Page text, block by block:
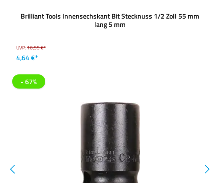
Brilliant Tools Innensechskant Bit Stecknuss 1/2 Zoll 55 mm
lang 5 mm
UVP:16,55 €*
4,64 €*
- 67%